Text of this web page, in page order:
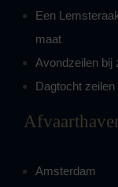
Een
maat
Avondzeilen bij
Dagtocht
Amsterdam